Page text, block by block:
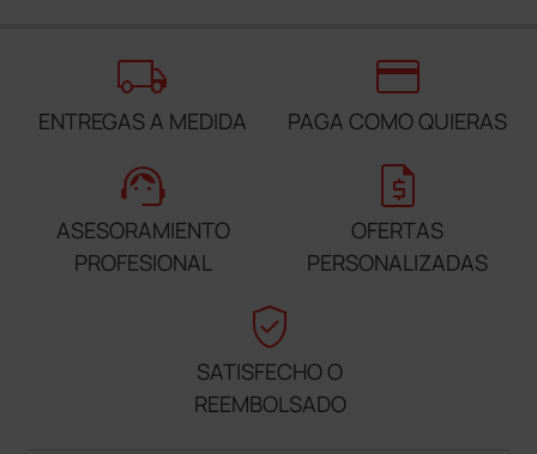
local_shipping
ENTREGAS A MEDIDA
credit_card
PAGA COMO QUIERAS
support_agent
ASESORAMIENTO
PROFESIONAL
request_quote
OFERTAS
PERSONALIZADAS
verified_user
SATISFECHO O
REEMBOLSADO